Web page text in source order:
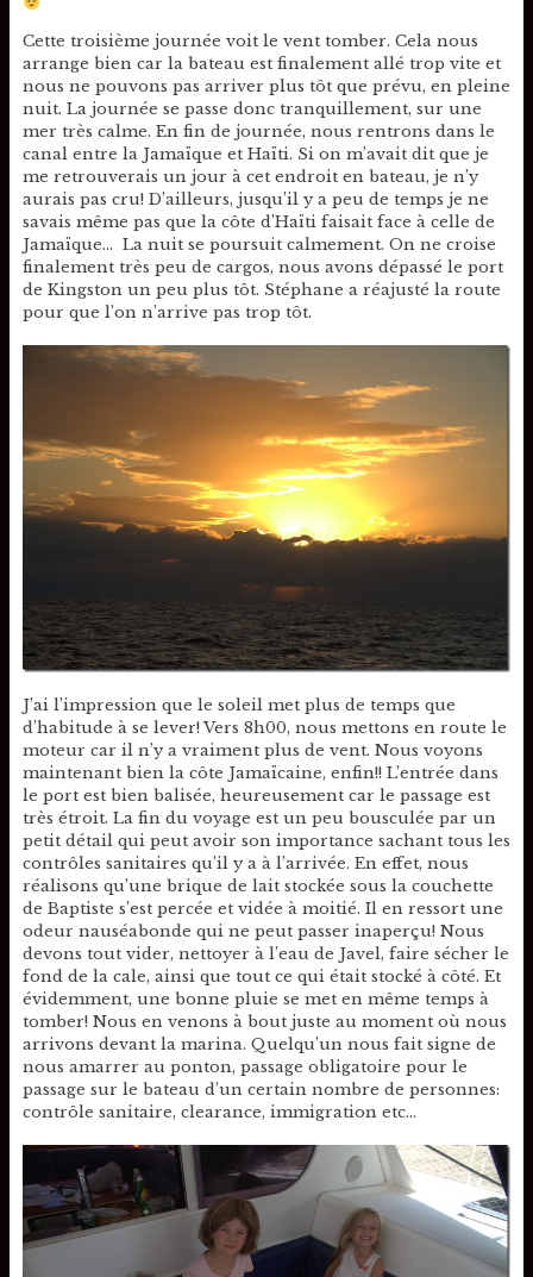
Cette troisième journée voit le vent tomber. Cela nous
arrange bien car la bateau est finalement allé trop vite et
nous ne pouvons pas arriver plus tôt que prévu, en pleine
nuit. La journée se passe donc tranquillement, sur une
mer très calme. En fin de journée, nous rentrons dans le
canal entre la Jamaïque et Haïti. Si on m’avait dit que je
me retrouverais un jour à cet endroit en bateau, je n’y
aurais pas cru! D’ailleurs, jusqu’il y a peu de temps je ne
savais même pas que la côte d’Haïti faisait face à celle de
Jamaïque… La nuit se poursuit calmement. On ne croise
finalement très peu de cargos, nous avons dépassé le port
de Kingston un peu plus tôt. Stéphane a réajusté la route
pour que l’on n’arrive pas trop tôt.
J’ai l’impression que le soleil met plus de temps que
d’habitude à se lever! Vers 8h00, nous mettons en route le
moteur car il n’y a vraiment plus de vent. Nous voyons
maintenant bien la côte Jamaïcaine, enfin!! L’entrée dans
le port est bien balisée, heureusement car le passage est
très étroit. La fin du voyage est un peu bousculée par un
petit détail qui peut avoir son importance sachant tous les
contrôles sanitaires qu’il y a à l’arrivée. En effet, nous
réalisons qu’une brique de lait stockée sous la couchette
de Baptiste s’est percée et vidée à moitié. Il en ressort une
odeur nauséabonde qui ne peut passer inaperçu! Nous
devons tout vider, nettoyer à l’eau de Javel, faire sécher le
fond de la cale, ainsi que tout ce qui était stocké à côté. Et
évidemment, une bonne pluie se met en même temps à
tomber! Nous en venons à bout juste au moment où nous
arrivons devant la marina. Quelqu’un nous fait signe de
nous amarrer au ponton, passage obligatoire pour le
passage sur le bateau d’un certain nombre de personnes:
contrôle sanitaire, clearance, immigration etc…